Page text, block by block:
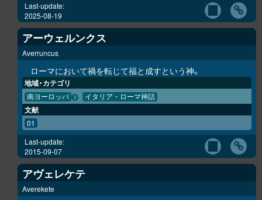
Last-update:
2025-08-19
アーウェルンクス
Averruncus
ローマにおいて禍を転じて福と成すという神。
地域・カテゴリ
南ヨーロッパ イタリア・ローマ神話
文献
01
Last-update:
2015-09-07
アヴェレケテ
Averekete